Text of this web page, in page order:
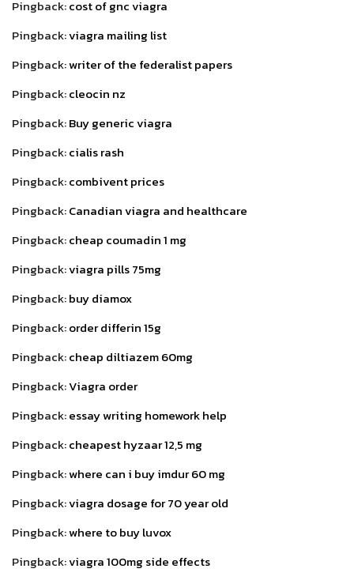
Pingback:cost of gnc viagra
Pingback:viagra mailing list
Pingback:writer of the federalist papers
Pingback:cleocin nz
Pingback:Buy generic viagra
Pingback:cialis rash
Pingback:combivent prices
Pingback:Canadian viagra and healthcare
Pingback:cheap coumadin 1 mg
Pingback:viagra pills 75mg
Pingback:buy diamox
Pingback:order differin 15g
Pingback:cheap diltiazem 60mg
Pingback:Viagra order
Pingback:essay writing homework help
Pingback:cheapest hyzaar 12,5 mg
Pingback:where can i buy imdur 60 mg
Pingback:viagra dosage for 70 year old
Pingback:where to buy luvox
Pingback:viagra 100mg side effects